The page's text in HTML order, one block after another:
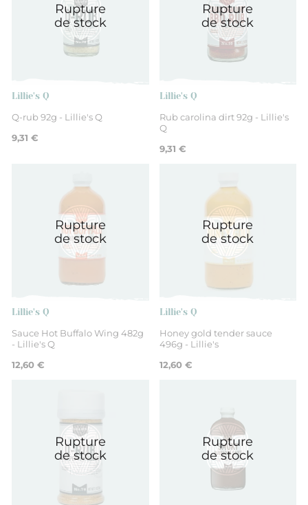
Rupture
de stock
Lillie's Q
Q-rub 92g - Lillie's Q
9,31 €
Rupture
de stock
Lillie's Q
Rub carolina dirt 92g - Lillie's
Q
9,31 €
Rupture
de stock
Lillie's Q
Sauce Hot Buffalo Wing 482g
- Lillie's Q
12,60 €
Rupture
de stock
Lillie's Q
Honey gold tender sauce
496g - Lillie's
12,60 €
Rupture
de stock
Rupture
de stock